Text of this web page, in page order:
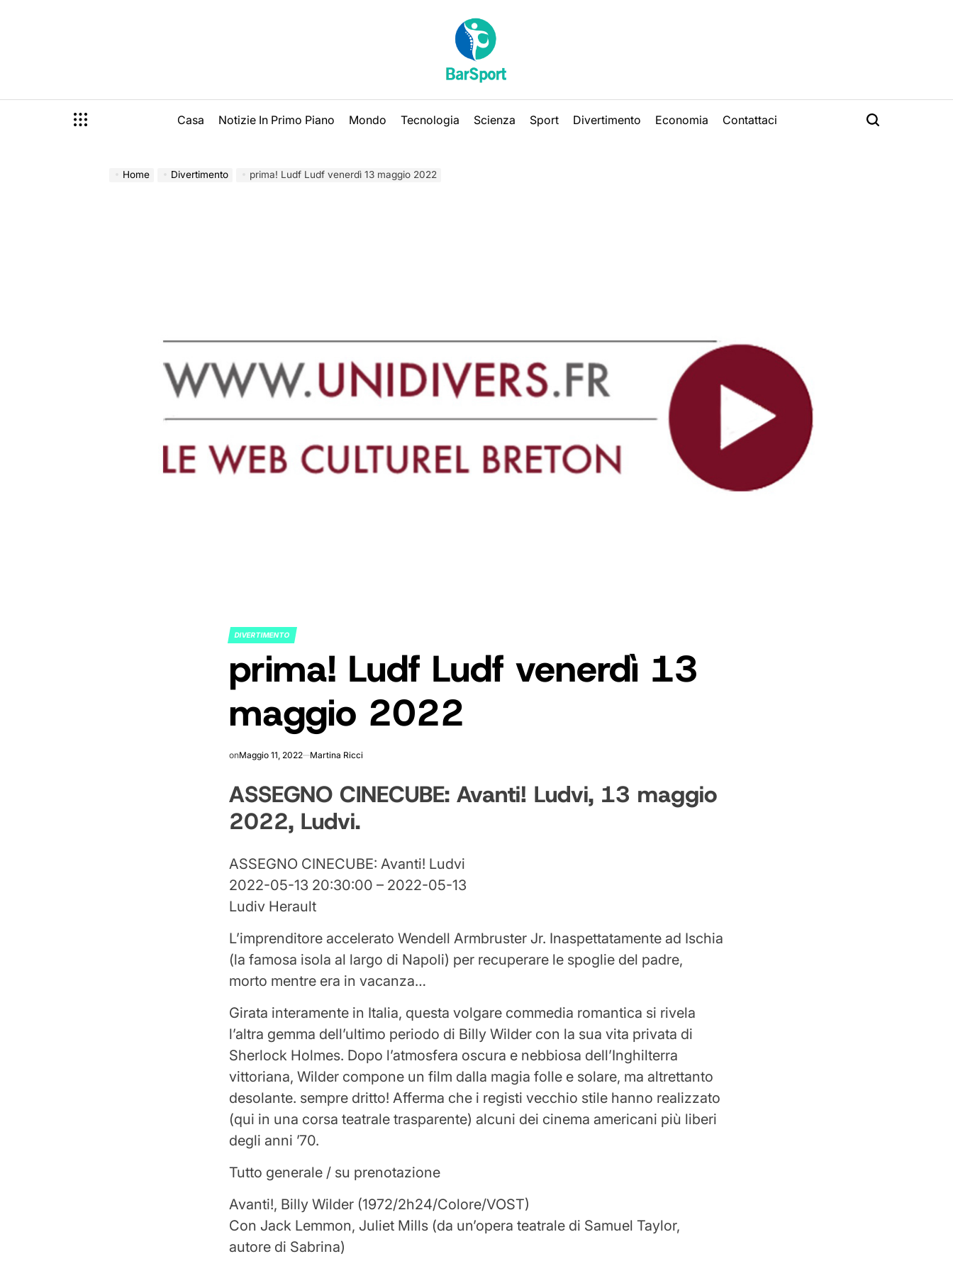
Casa Notizie In Primo Piano Mondo Tecnologia Scienza Sport Divertimento Economia Contattaci
Home Divertimento prima! Ludf Ludf venerdì 13 maggio 2022
POSTED
DIVERTIMENTO
prima! Ludf Ludf venerdì 13
maggio 2022
onMaggio 11, 2022 Martina Ricci
ASSEGNO CINECUBE: Avanti! Ludvi, 13 maggio
2022, Ludvi.
ASSEGNO CINECUBE: Avanti! Ludvi
2022-05-13 20:30:00 – 2022-05-13
Ludiv Herault
L’imprenditore accelerato Wendell Armbruster Jr. Inaspettatamente ad Ischia
(la famosa isola al largo di Napoli) per recuperare le spoglie del padre,
morto mentre era in vacanza…
Girata interamente in Italia, questa volgare commedia romantica si rivela
l’altra gemma dell’ultimo periodo di Billy Wilder con la sua vita privata di
Sherlock Holmes. Dopo l’atmosfera oscura e nebbiosa dell’Inghilterra
vittoriana, Wilder compone un film dalla magia folle e solare, ma altrettanto
desolante. sempre dritto! Afferma che i registi vecchio stile hanno realizzato
(qui in una corsa teatrale trasparente) alcuni dei cinema americani più liberi
degli anni ’70.
Tutto generale / su prenotazione
Avanti!, Billy Wilder (1972/2h24/Colore/VOST)
Con Jack Lemmon, Juliet Mills (da un’opera teatrale di Samuel Taylor,
autore di Sabrina)